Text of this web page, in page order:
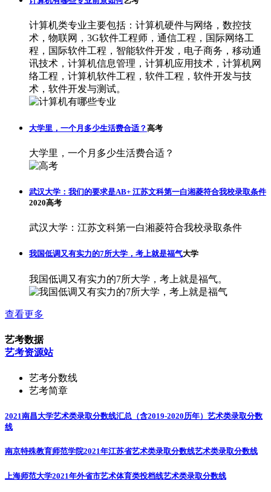
计算机类专业主要包括：计算机硬件与网络，数控技
术，物联网，3G软件工程师，通信工程，国际网络工
程，国际软件工程，智能软件开发，电子商务，移动通
讯技术，计算机信息管理，计算机应用技术，计算机网
络工程，计算机软件工程，软件工程，软件开发与技
术，软件开发与测试。
大学里，一个月多少生活费合适？ 高考
大学里，一个月多少生活费合适？
武汉大学：我们的要求是AB+ 江苏文科第一白湘菱符合我校录取条件
2020高考
武汉大学：江苏文科第一白湘菱符合我校录取条件
我国低调又有实力的7所大学，考上就是福气大学
我国低调又有实力的7所大学，考上就是福气。
查看更多
艺考数据
艺考资源站
艺考分数线
艺考简章
2021南昌大学艺术类录取分数线汇总（含2019-2020历年） 艺术类录取分数
线
南京特殊教育师范学院2021年江苏省艺术类录取分数线艺术类录取分数线
上海师范大学2021年外省市艺术体育类投档线艺术类录取分数线